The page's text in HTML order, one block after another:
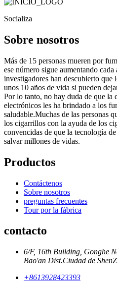
Socializa
Sobre nosotros
Más de 15 personas mueren por
ese número sigue aumentando
investigadores han descubierto que
unos 10 años de vida si pueden
Por lo tanto, no hay duda de que la
electrónicos les ha brindado a los
saludable.Muchas de las personas
los cigarrillos con la ayuda de los
convencidas de que la tecnología
salvar millones de vidas.
Productos
Contáctenos
Sobre nosotros
preguntas frecuentes
Tour por la fábrica
contacto
6/F, 16th Building, Gonghe
Bao'an Dist.Ciudad de
+8613928423393